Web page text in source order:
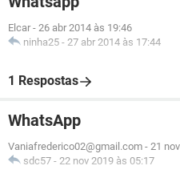
Elcar - 26 abr 2014 às 19:46
ninha25 - 27 abr 2014 às 17:44
1 Respostas
WhatsApp
Vaniafrederico02@gmail.com - 21
sdc57 - 22 nov 2019 às 05:17